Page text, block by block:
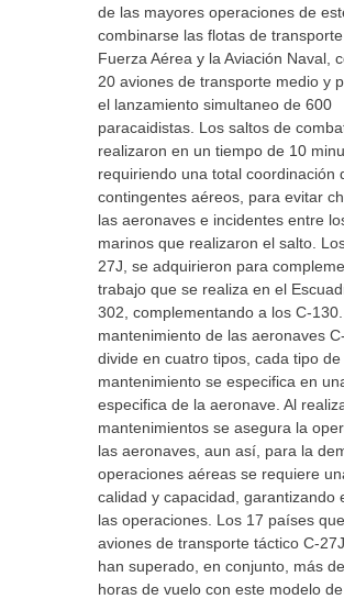
de las mayores operaciones de
combinarse las flotas de
Fuerza Aérea y la Aviación Naval,
20 aviones de transporte medio y
el lanzamiento simultaneo de 600
paracaidistas. Los saltos de
realizaron en un tiempo de 10
requiriendo una total coordinación
contingentes aéreos, para evitar
las aeronaves e incidentes entre
marinos que realizaron el salto. Los
27J, se adquirieron para
trabajo que se realiza en el
302, complementando a los C-
mantenimiento de las aeronaves
divide en cuatro tipos, cada tipo de
mantenimiento se especifica en
especifica de la aeronave. Al
mantenimientos se asegura la
las aeronaves, aun así, para la
operaciones aéreas se requiere
calidad y capacidad, garantizando
las operaciones. Los 17 países que
aviones de transporte táctico C-
han superado, en conjunto, más
horas de vuelo con este modelo